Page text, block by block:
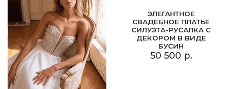
ЭЛЕГАНТНОЕ
СВАДЕБНОЕ ПЛАТЬЕ
СИЛУЭТА-РУСАЛКА С
ДЕКОРОМ В ВИДЕ
БУСИН
50 500 р.